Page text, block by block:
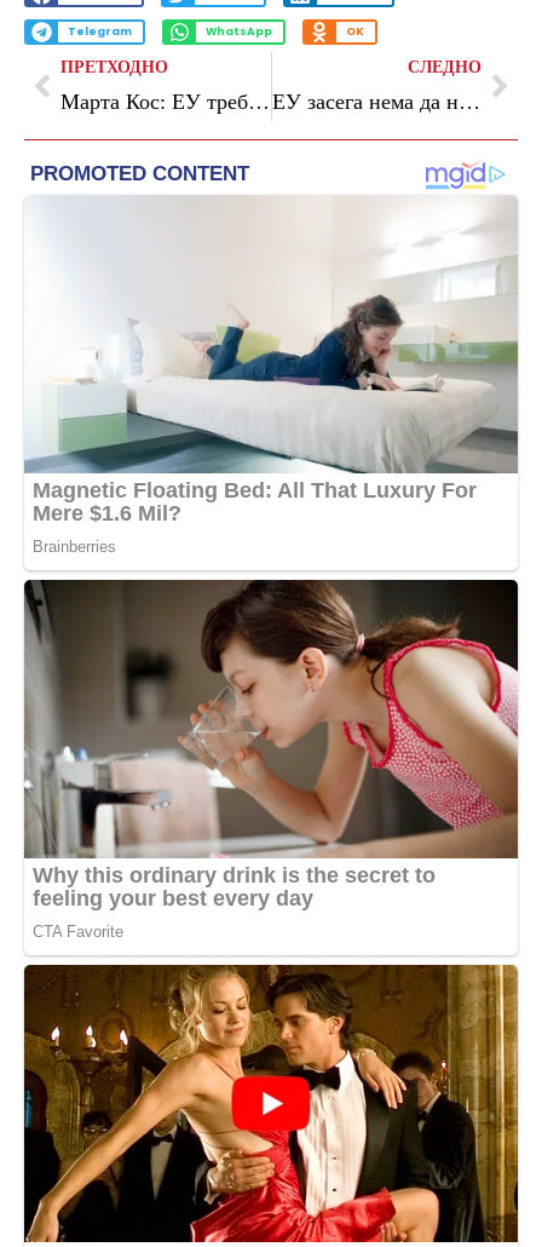
Telegram WhatsApp OK
ПРЕТХОДНО
Марта Кос: ЕУ треба да го промени системот за пристапување, но нема отстапка во основните принципи
СЛЕДНО
ЕУ засега нема да назначи претставник за преговори со Русија